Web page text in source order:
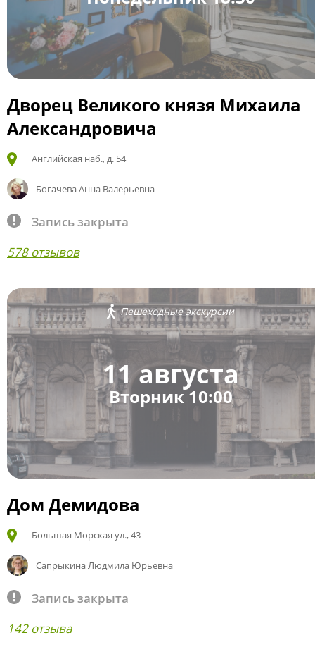
Дворец Великого князя Михаила
Александровича
Английская наб., д. 54
Богачева Анна Валерьевна
Запись закрыта
578 отзывов
Пешеходные экскурсии
11 августа
Вторник 10:00
Дом Демидова
Большая Морская ул., 43
Сапрыкина Людмила Юрьевна
Запись закрыта
142 отзыва